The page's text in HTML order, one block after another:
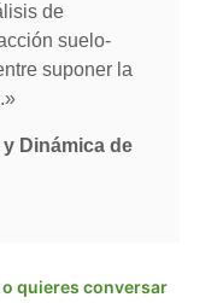
de
suelo-
suponer la
Dinámica de
quieres conversar